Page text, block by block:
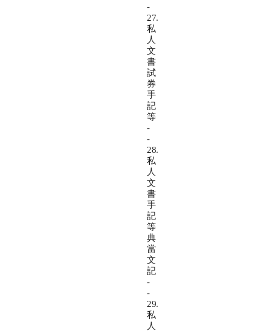
-
27.
私
人
文
書
試
券
手
記
等
-
-
28.
私
人
文
書
手
記
等
典
當
文
記
-
-
29.
私
人